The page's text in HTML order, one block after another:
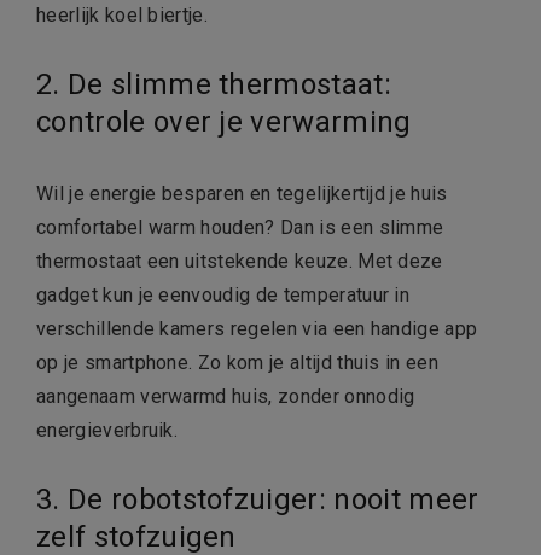
heerlijk koel biertje.
2. De slimme thermostaat:
controle over je verwarming
Wil je energie besparen en tegelijkertijd je huis
comfortabel warm houden? Dan is een slimme
thermostaat een uitstekende keuze. Met deze
gadget kun je eenvoudig de temperatuur in
verschillende kamers regelen via een handige app
op je smartphone. Zo kom je altijd thuis in een
aangenaam verwarmd huis, zonder onnodig
energieverbruik.
3. De robotstofzuiger: nooit meer
zelf stofzuigen